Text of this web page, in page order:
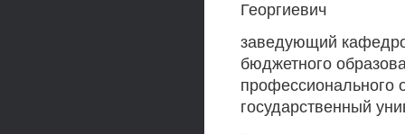
Георгиевич
заведующий
бюджетного
профессионального
государственный